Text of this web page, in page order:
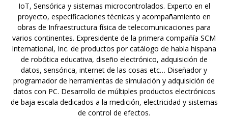
IoT, Sensórica y sistemas microcontrolados. Experto en el
proyecto, especificaciones técnicas y acompañamiento en
obras de Infraestructura física de telecomunicaciones para
varios continentes. Expresidente de la primera compañía SCM
International, Inc. de productos por catálogo de habla hispana
de robótica educativa, diseño electrónico, adquisición de
datos, sensórica, internet de las cosas etc… Diseñador y
programador de herramientas de simulación y adquisición de
datos con PC. Desarrollo de múltiples productos electrónicos
de baja escala dedicados a la medición, electricidad y sistemas
de control de efectos.